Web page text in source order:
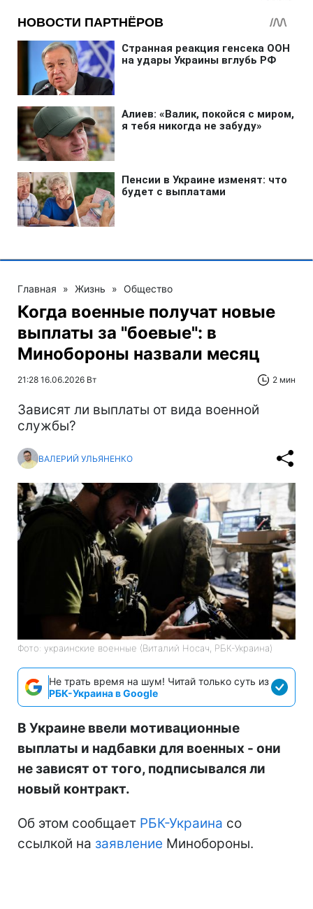
Главная » Жизнь » Общество
Когда военные получат новые
выплаты за "боевые": в
Минобороны назвали месяц
21:28 16.06.2026 Вт 2 мин
Зависят ли выплаты от вида военной
службы?
ВАЛЕРИЙ УЛЬЯНЕНКО
Фото: украинские военные (Виталий Носач, РБК-Украина)
Не трать время на шум! Читай только суть из
РБК-Украина в Google
В Украине ввели мотивационные
выплаты и надбавки для военных - они
не зависят от того, подписывался ли
новый контракт.
Об этом сообщает РБК-Украина со
ссылкой на заявление Минобороны.